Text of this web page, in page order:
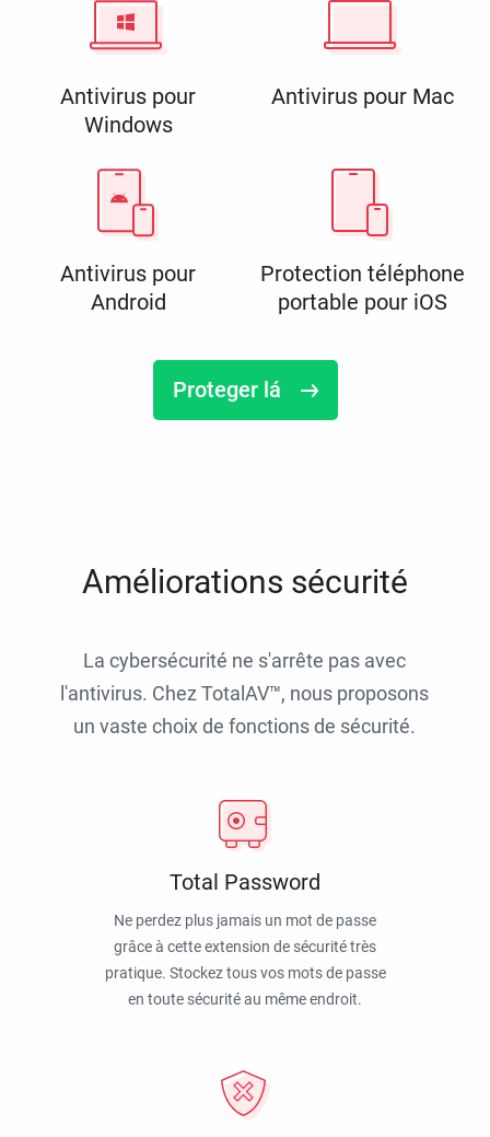
Antivirus pour
Windows
Antivirus pour Mac
Antivirus pour
Android
Protection téléphone
portable pour iOS
Proteger lá
Améliorations sécurité
La cybersécurité ne s'arrête pas avec
l'antivirus. Chez TotalAV™, nous proposons
un vaste choix de fonctions de sécurité.
Total Password
Ne perdez plus jamais un mot de passe
grâce à cette extension de sécurité très
pratique. Stockez tous vos mots de passe
en toute sécurité au même endroit.